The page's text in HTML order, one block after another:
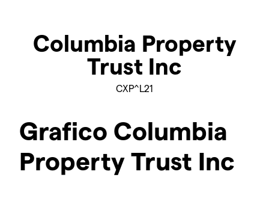
Columbia Property
Trust Inc
CXP^L21
Grafico Columbia
Property Trust Inc